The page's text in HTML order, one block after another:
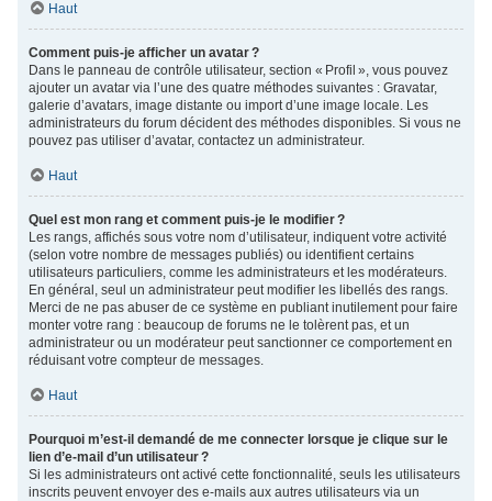
Haut
Comment puis-je afficher un avatar ?
Dans le panneau de contrôle utilisateur, section « Profil », vous pouvez
ajouter un avatar via l’une des quatre méthodes suivantes : Gravatar,
galerie d’avatars, image distante ou import d’une image locale. Les
administrateurs du forum décident des méthodes disponibles. Si vous ne
pouvez pas utiliser d’avatar, contactez un administrateur.
Haut
Quel est mon rang et comment puis-je le modifier ?
Les rangs, affichés sous votre nom d’utilisateur, indiquent votre activité
(selon votre nombre de messages publiés) ou identifient certains
utilisateurs particuliers, comme les administrateurs et les modérateurs.
En général, seul un administrateur peut modifier les libellés des rangs.
Merci de ne pas abuser de ce système en publiant inutilement pour faire
monter votre rang : beaucoup de forums ne le tolèrent pas, et un
administrateur ou un modérateur peut sanctionner ce comportement en
réduisant votre compteur de messages.
Haut
Pourquoi m’est-il demandé de me connecter lorsque je clique sur le
lien d’e-mail d’un utilisateur ?
Si les administrateurs ont activé cette fonctionnalité, seuls les utilisateurs
inscrits peuvent envoyer des e-mails aux autres utilisateurs via un